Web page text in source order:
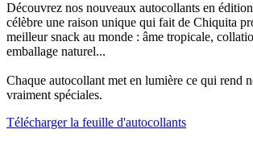
Découvrez nos nouveaux autocollants en
célèbre une raison unique qui fait de Chiquita
meilleur snack au monde : âme tropicale,
emballage naturel...
Chaque autocollant met en lumière ce qui rend
vraiment spéciales.
Télécharger la feuille d'autocollants